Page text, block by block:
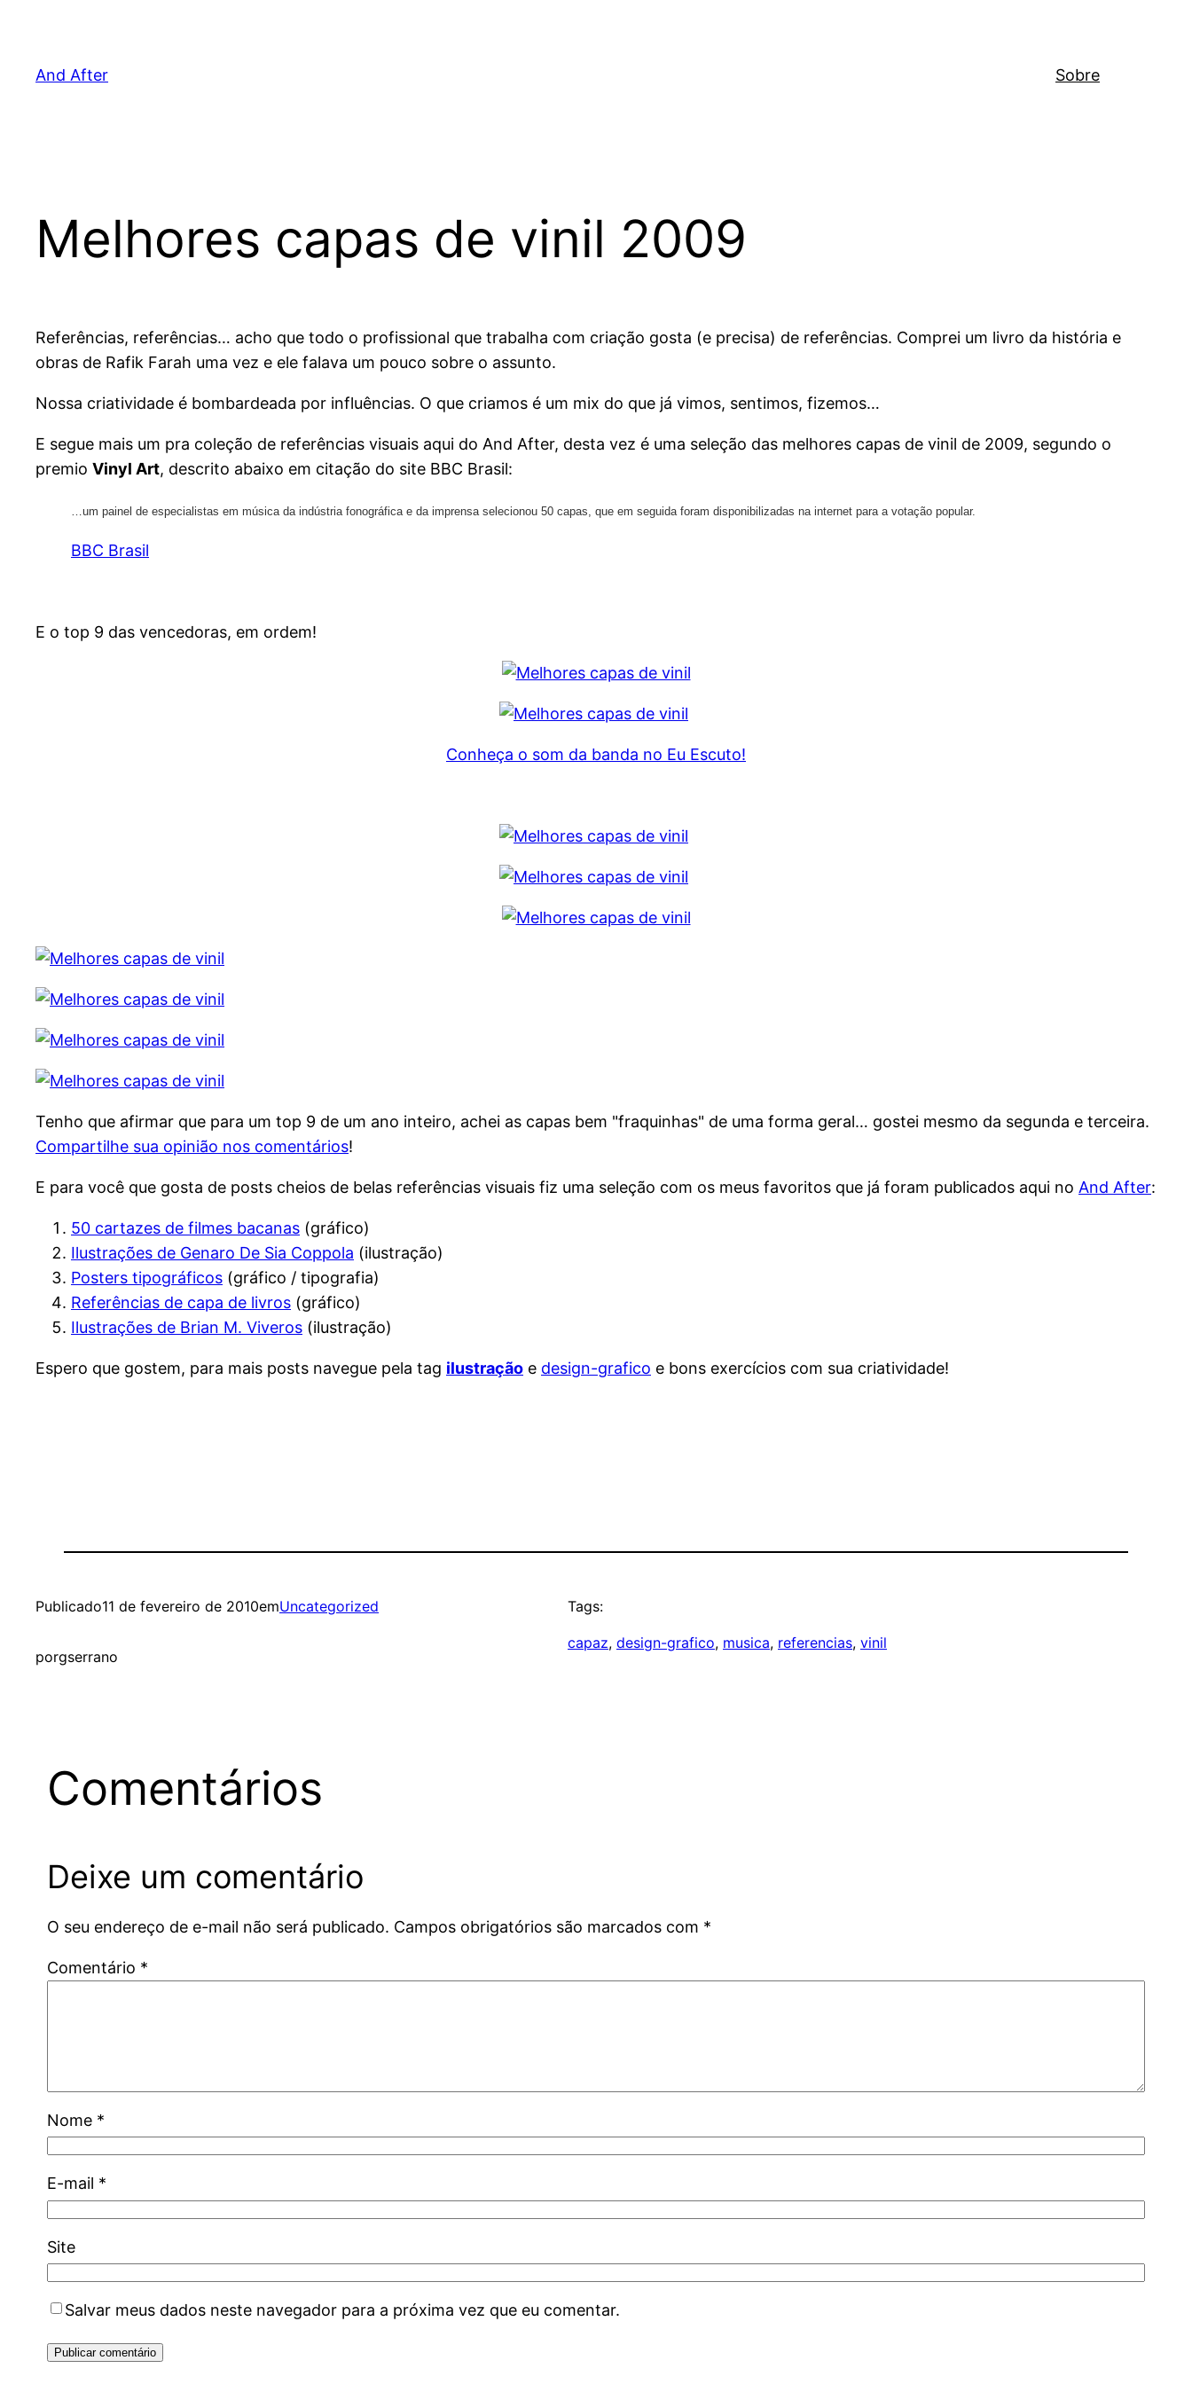
And After Sobre
Melhores capas de vinil 2009
Referências, referências… acho que todo o profissional que trabalha com criação gosta (e precisa) de referências. Comprei um livro da história e
obras de Rafik Farah uma vez e ele falava um pouco sobre o assunto.
Nossa criatividade é bombardeada por influências. O que criamos é um mix do que já vimos, sentimos, fizemos…
E segue mais um pra coleção de referências visuais aqui do And After, desta vez é uma seleção das melhores capas de vinil de 2009, segundo o
premio Vinyl Art, descrito abaixo em citação do site BBC Brasil:
…um painel de especialistas em música da indústria fonográfica e da imprensa selecionou 50 capas, que em seguida foram disponibilizadas na internet para a votação popular.
BBC Brasil
E o top 9 das vencedoras, em ordem!
Conheça o som da banda no Eu Escuto!
Tenho que afirmar que para um top 9 de um ano inteiro, achei as capas bem "fraquinhas" de uma forma geral… gostei mesmo da segunda e terceira.
Compartilhe sua opinião nos comentários!
E para você que gosta de posts cheios de belas referências visuais fiz uma seleção com os meus favoritos que já foram publicados aqui no And After:
50 cartazes de filmes bacanas (gráfico)
Ilustrações de Genaro De Sia Coppola (ilustração)
Posters tipográficos (gráfico / tipografia)
Referências de capa de livros (gráfico)
Ilustrações de Brian M. Viveros (ilustração)
Espero que gostem, para mais posts navegue pela tag ilustração e design-grafico e bons exercícios com sua criatividade!
Publicado11 de fevereiro de 2010emUncategorized
porgserrano
Tags:
capaz, design-grafico, musica, referencias, vinil
Comentários
Deixe um comentário
O seu endereço de e-mail não será publicado. Campos obrigatórios são marcados com *
Comentário *
Nome *
E-mail *
Site
Salvar meus dados neste navegador para a próxima vez que eu comentar.